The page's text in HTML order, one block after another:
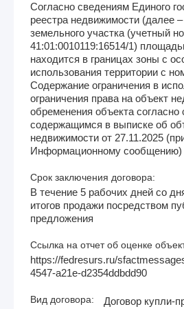
Согласно сведениям Единого
реестра недвижимости (далее
земельного участка (учетный
41:01:0010119:16514/1)
находится в границах зоны с
использования территории с
Содержание ограничения в
ограничения права на объект
обременения объекта
содержащимся в выписке об
недвижимости от 27.11.2025
Информационному сообщению)
Срок заключения договора:
В течение 5 рабочих дней со
итогов продажи посредством
предложения
Ссылка на отчет об оценке
https://fedresurs.ru/
4547-a21e-d2354ddbdd90
Вид договора: Договор купли-